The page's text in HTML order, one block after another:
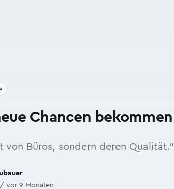
Chancen bekommen
Büros, sondern deren Qualität.“
vor 9 Monaten